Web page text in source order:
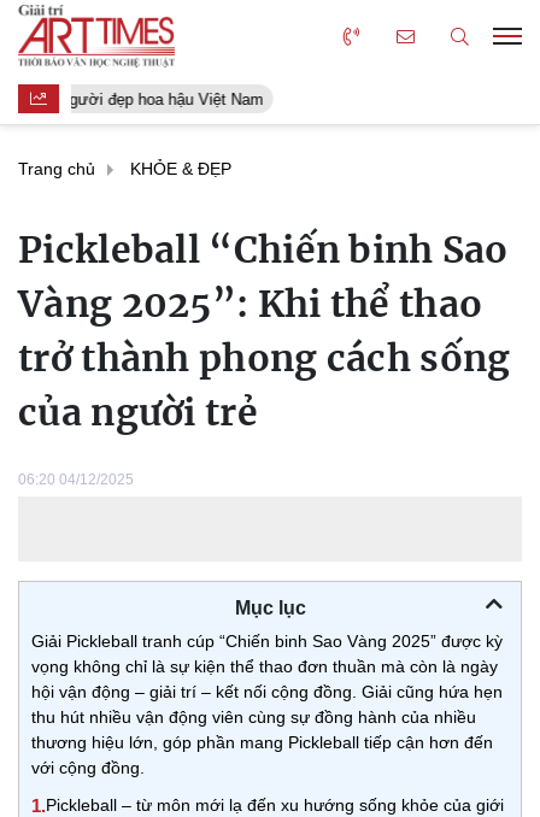
Người đẹp hoa hậu Việt Nam
Trang chủ KHỎE & ĐẸP
Pickleball “Chiến binh Sao
Vàng 2025”: Khi thể thao
trở thành phong cách sống
của người trẻ
06:20 04/12/2025
Mục lục
Giải Pickleball tranh cúp “Chiến binh Sao Vàng 2025” được kỳ
vọng không chỉ là sự kiện thể thao đơn thuần mà còn là ngày
hội vận động – giải trí – kết nối cộng đồng. Giải cũng hứa hẹn
thu hút nhiều vận động viên cùng sự đồng hành của nhiều
thương hiệu lớn, góp phần mang Pickleball tiếp cận hơn đến
với cộng đồng.
1.Pickleball – từ môn mới lạ đến xu hướng sống khỏe của giới